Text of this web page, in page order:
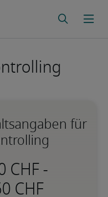
für
-